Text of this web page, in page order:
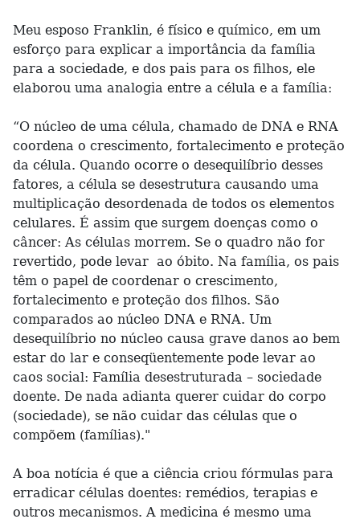
Meu esposo Franklin, é físico e químico, em um
esforço para explicar a importância da família
para a sociedade, e dos pais para os filhos, ele
elaborou uma analogia entre a célula e a família:
“O núcleo de uma célula, chamado de DNA e RNA
coordena o crescimento, fortalecimento e proteção
da célula. Quando ocorre o desequilíbrio desses
fatores, a célula se desestrutura causando uma
multiplicação desordenada de todos os elementos
celulares. É assim que surgem doenças como o
câncer: As células morrem. Se o quadro não for
revertido, pode levar ao óbito. Na família, os pais
têm o papel de coordenar o crescimento,
fortalecimento e proteção dos filhos. São
comparados ao núcleo DNA e RNA. Um
desequilíbrio no núcleo causa grave danos ao bem
estar do lar e conseqüentemente pode levar ao
caos social: Família desestruturada – sociedade
doente. De nada adianta querer cuidar do corpo
(sociedade), se não cuidar das células que o
compõem (famílias)."
A boa notícia é que a ciência criou fórmulas para
erradicar células doentes: remédios, terapias e
outros mecanismos. A medicina é mesmo uma